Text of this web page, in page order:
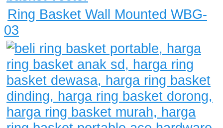
Ring Basket Wall Mounted WBG-
03